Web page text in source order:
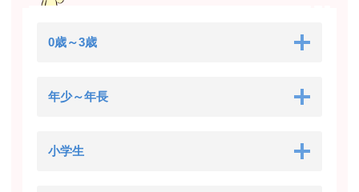
0歳～3歳
年少～年長
小学生